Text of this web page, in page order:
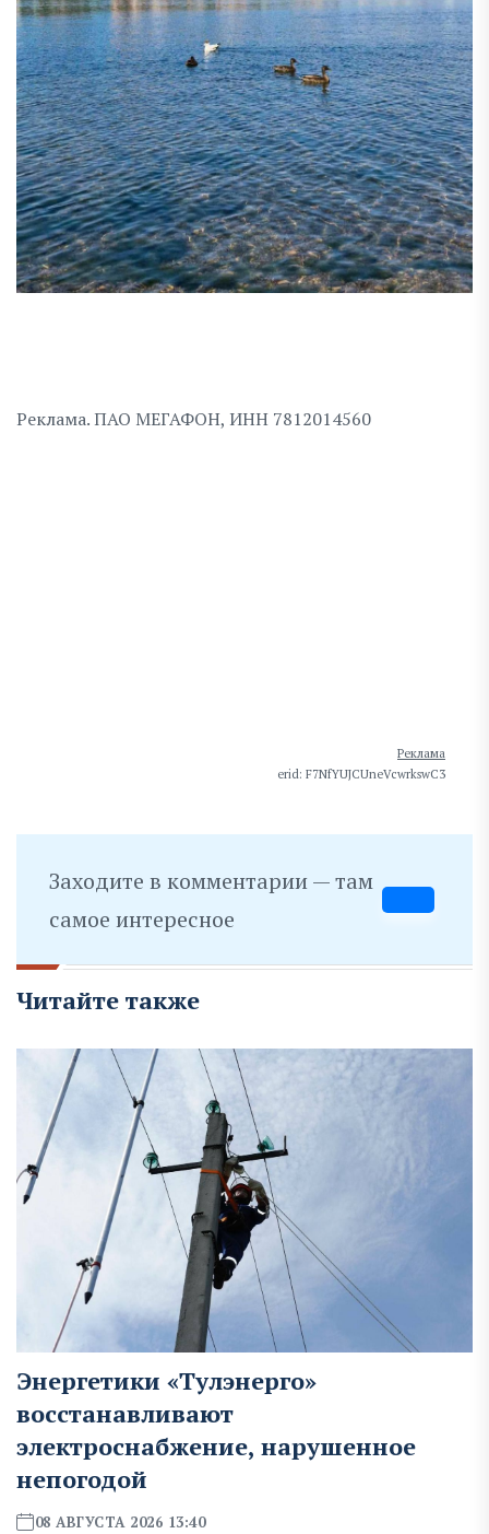
Реклама. ПАО МЕГАФОН, ИНН 7812014560
Реклама
erid: F7NfYUJCUneVcwrkswC3
Заходите в комментарии — там
самое интересное
Читайте также
Энергетики «Тулэнерго»
восстанавливают
электроснабжение, нарушенное
непогодой
08 АВГУСТА 2026 13:40